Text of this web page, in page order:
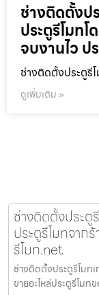
ช่างติดตั้งป
ประตูรีโมท
จบงานไว ป
ช่างติดตั้งประตูรี
ดูเพิ่มเติม »
ช่างติดตั้งประตู
ประตูรีโมทจาก
รีโมท.net
ช่างติดตั้งประตูรีโมทเ
ขายอะไหล่ประตูรีโม